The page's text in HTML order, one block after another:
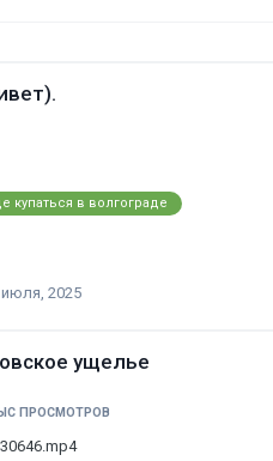
2025
купаться в волгограде
ущелье
ПРОСМОТРОВ